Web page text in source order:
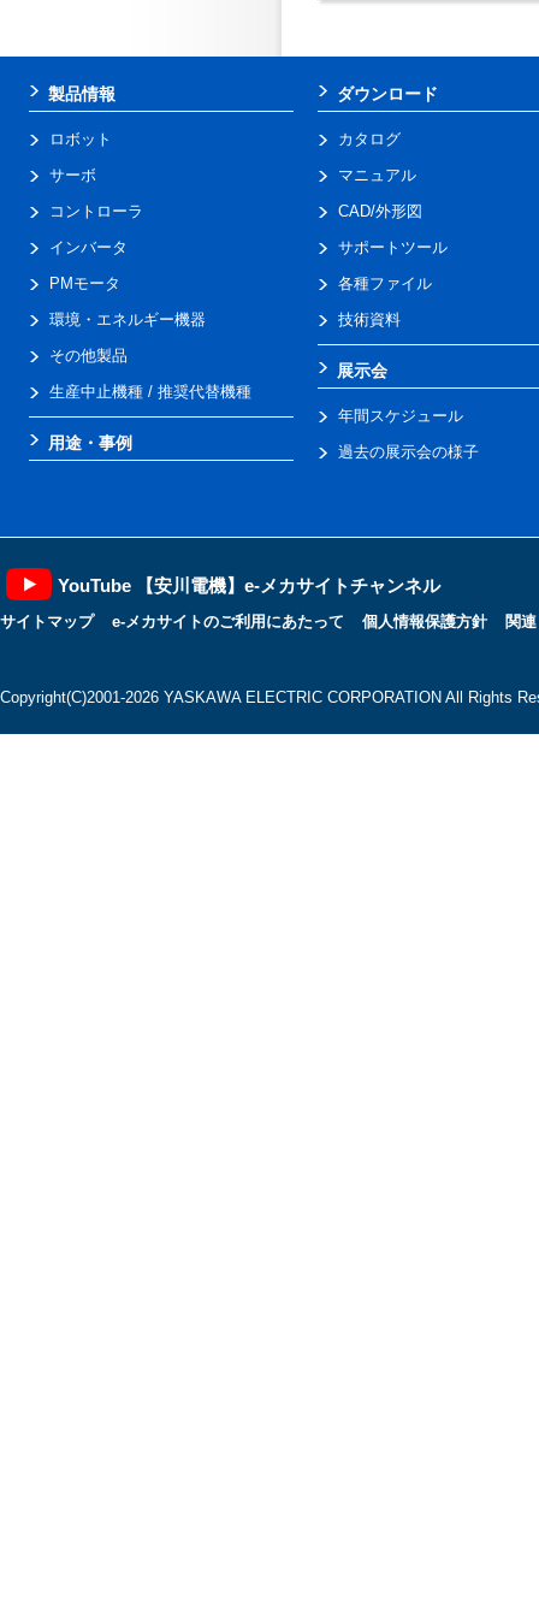
製品情報
ロボット
サーボ
コントローラ
インバータ
PMモータ
環境・エネルギー機器
その他製品
生産中止機種 / 推奨代替機種
用途・事例
ダウンロード
カタログ
マニュアル
CAD/外形図
サポートツール
各種ファイル
技術資料
展示会
年間スケジュール
過去の展示会の様子
YouTube 【安川電機】e-メカサイトチャンネル
サイトマップ e-メカサイトのご利用にあたって 個人情報保護方針 関
Copyright(C)2001‐2026 YASKAWA ELECTRIC CORPORATION All Rights